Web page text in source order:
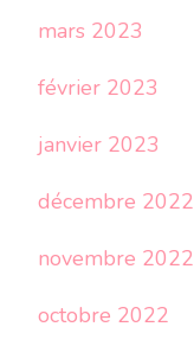
mars 2023
février 2023
janvier 2023
décembre 2022
novembre 2022
octobre 2022